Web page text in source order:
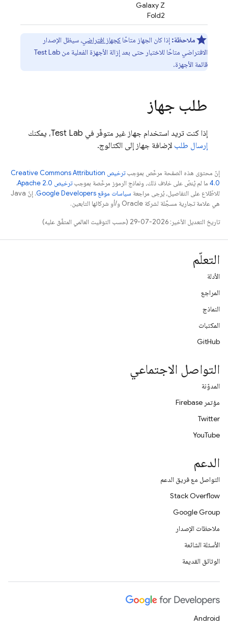
Galaxy Z
Fold2
ملاحظة: إذا كان الجهاز متاحًا كجهاز افتراضي، سيظل الإصدار
الافتراضي متاحًا للاختبار حتى بعد إزالة الأجهزة الفعلية من Test Lab
قائمة الأجهزة.
طلب جهاز
إذا كنت تريد استخدام جهاز غير متوفّر في Test Lab، يمكنك
إرسال طلب لإضافة جهاز إلى الكتالوج.
إنّ محتوى هذه الصفحة مرخّص بموجب
ترخيص Creative Commons Attribution
4.0‏ ما لم يُنصّ على خلاف ذلك، ونماذج الرموز مرخّصة بموجبترخيص Apache 2.0‏
.
للاطّلاع على التفاصيل، يُرجى مراجعة سياسات موقع Google Developers‏
. إنّ Java
هي علامة تجارية مسجَّلة لشركة Oracle و/أو شركائها التابعين.
تاريخ التعديل الأخير: 2026-07-29 (حسب التوقيت العالمي المتفَّق عليه)
التعلّم
الأدلة
المراجع
النماذج
المكتبات
GitHub
التواصل الاجتماعي
المدوّنة
مؤتمر Firebase
Twitter
YouTube
الدعم
التواصل مع فريق الدعم
Stack Overflow
Google Group
ملاحظات الإصدار
الأسئلة الشائعة
الوثائق القديمة
Android